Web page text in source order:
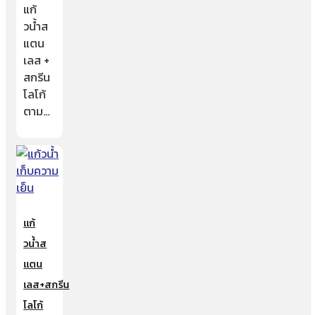
แก้
วน้ำส
แตน
เลส +
สกรีน
โลโก้
ตาม…
แก้
วน้ำส
แตน
เลส+สกรีน
โลโก้